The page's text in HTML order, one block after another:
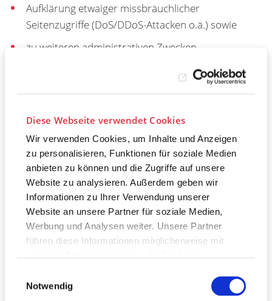
Diese Webseite verwendet Cookies
Wir verwenden Cookies, um Inhalte und Anzeigen
zu personalisieren, Funktionen für soziale Medien
anbieten zu können und die Zugriffe auf unsere
Website zu analysieren. Außerdem geben wir
Informationen zu Ihrer Verwendung unserer
Website an unsere Partner für soziale Medien,
Werbung und Analysen weiter. Unsere Partner
führen diese Informationen möglicherweise mit
Nutzung der Dienste gesammelt haben. Weitere
Notwendig
Aufklärung etwaiger missbräuchlicher
Seitenzugriffe (DoS/DDoS-Attacken o.ä.) sowie
zu weiteren administrativen Zwecken.
Eine Auswertung der Daten zu Marketingzwecken
uns allenfalls für den Fall vor, dass dies erforderlich
wird, um missbräuchliche Seitenzugriffe aufzuklären.
In diesen Fällen können Daten auch an
Ermittlungsbehörden weitergegeben werden, soweit
für die Aufklärung erforderlich.
In diesen Zwecken liegt auch unser berechtigtes
Interesse an der Datenverarbeitung nach Art. 6 Abs. 1
Dauer der Speicherung